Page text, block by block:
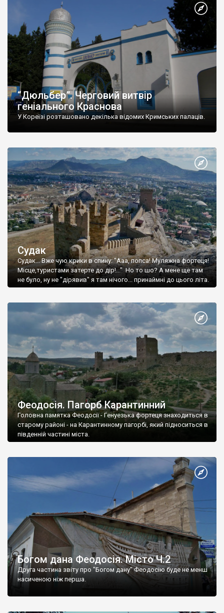
“Дюльбер”. Черговий витвір
геніального Краснова
У Кореїзі розташовано декілька відомих Кримських палаців.
Судак
Судак... Вже чую крики в спину: "Ааа, попса! Муляжна фортеця!
Місце,туристами затерте до дір!..." Но то шо? А мене ще там
не було, ну не "дірявив" я там нічого... принаймні до цього літа.
Феодосія. Пагорб Карантинний
Головна памятка Феодосії - Генуезька фортеця знаходиться в
старому районі - на Карантинному пагорбі, який підноситься в
південній частині міста.
Богом дана Феодосія. Місто Ч.2
Друга частина звіту про "Богом дану" Феодосію буде не менш
насиченою ніж перша.